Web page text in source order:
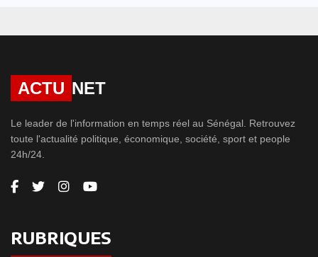
ACTU NET
Le leader de l'information en temps réel au Sénégal. Retrouvez
toute l'actualité politique, économique, société, sport et people
24h/24.
RUBRIQUES